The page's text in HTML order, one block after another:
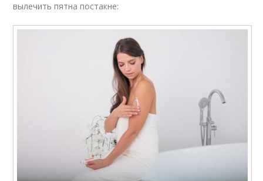
вылечить пятна постакне: